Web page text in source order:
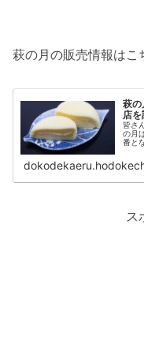
萩の月の販売情報はこ
萩の
店
皆さ
の月
番と
が、
ス